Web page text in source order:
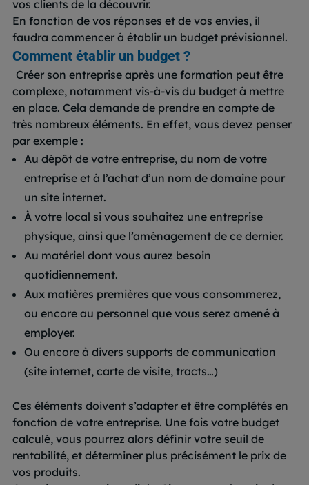
vos clients de la découvrir.
En fonction de vos réponses et de vos envies, il
faudra commencer à établir un budget prévisionnel.
Comment établir un budget ?
Créer son entreprise après une formation peut être
complexe, notamment vis-à-vis du budget à mettre
en place. Cela demande de prendre en compte de
très nombreux éléments. En effet, vous devez penser
par exemple :
Au dépôt de votre entreprise, du nom de votre
entreprise et à l’achat d’un nom de domaine pour
un site internet.
À votre local si vous souhaitez une entreprise
physique, ainsi que l’aménagement de ce dernier.
Au matériel dont vous aurez besoin
quotidiennement.
Aux matières premières que vous consommerez,
ou encore au personnel que vous serez amené à
employer.
Ou encore à divers supports de communication
(site internet, carte de visite, tracts…)
Ces éléments doivent s’adapter et être complétés en
fonction de votre entreprise. Une fois votre budget
calculé, vous pourrez alors définir votre seuil de
rentabilité, et déterminer plus précisément le prix de
vos produits.